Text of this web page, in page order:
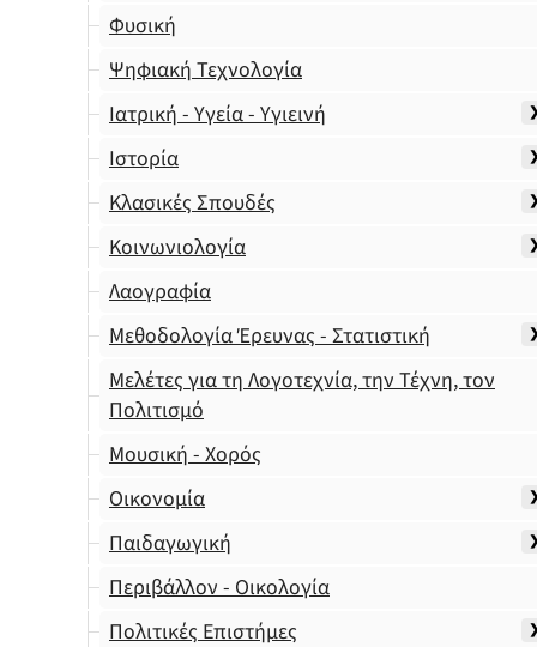
Φυσική
Ψηφιακή Τεχνολογία
Ιατρική - Υγεία - Υγιεινή
Ιστορία
Κλασικές Σπουδές
Κοινωνιολογία
Λαογραφία
Μεθοδολογία Έρευνας - Στατιστική
Μελέτες για τη Λογοτεχνία, την Τέχνη, τον
Πολιτισμό
Μουσική - Χορός
Οικονομία
Παιδαγωγική
Περιβάλλον - Οικολογία
Πολιτικές Επιστήμες